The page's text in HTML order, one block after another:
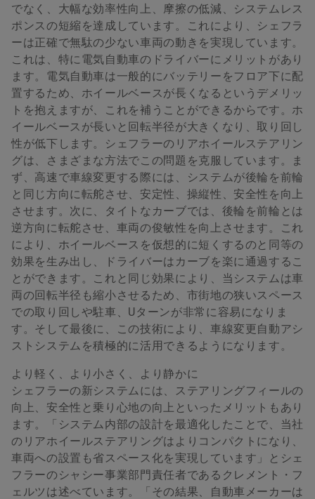
でなく、大幅な効率性向上、摩擦の低減、システムレス
ポンスの短縮を達成しています。これにより、シェフラ
ーは正確で無駄の少ない車両の動きを実現しています。
これは、特に電気自動車のドライバーにメリットがあり
ます。電気自動車は一般的にバッテリーをフロア下に配
置するため、ホイールベースが長くなるというデメリッ
トを抱えますが、これを補うことができるからです。ホ
イールベースが長いと回転半径が大きくなり、取り回し
性が低下します。シェフラーのリアホイールステアリン
グは、さまざまな方法でこの問題を克服しています。ま
ず、高速で車線変更する際には、システムが後輪を前輪
と同じ方向に転舵させ、安定性、操縦性、安全性を向上
させます。次に、タイトなカーブでは、後輪を前輪とは
逆方向に転舵させ、車両の俊敏性を向上させます。これ
により、ホイールベースを仮想的に短くするのと同等の
効果を生み出し、ドライバーはカーブを楽に通過するこ
とができます。これと同じ効果により、当システムは車
両の回転半径も縮小させるため、市街地の狭いスペース
での取り回しや駐車、Uターンが非常に容易になりま
す。そして最後に、この技術により、車線変更自動アシ
ストシステムを積極的に活用できるようになります。
より軽く、より小さく、より静かに
シェフラーの新システムには、ステアリングフィールの
向上、安全性と乗り心地の向上といったメリットもあり
ます。「システム内部の設計を最適化したことで、当社
のリアホイールステアリングはよりコンパクトになり、
車両への設置も省スペース化を実現しています」とシェ
フラーのシャシー事業部門責任者であるクレメント・フ
ェルツは述べています。「その結果、自動車メーカーは